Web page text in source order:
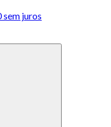
sem juros